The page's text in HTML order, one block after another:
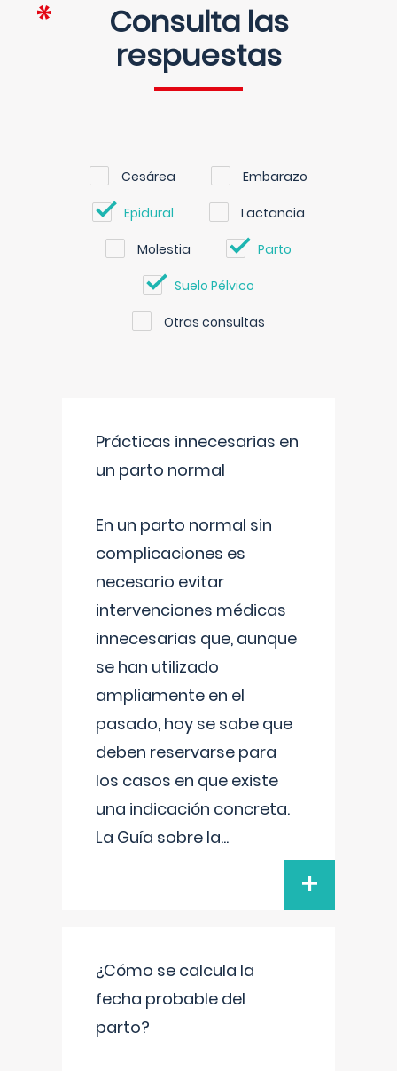
Consulta las
respuestas
Cesárea Embarazo
Epidural Lactancia
Molestia Parto
Suelo Pélvico
Otras consultas
Prácticas innecesarias en
un parto normal
En un parto normal sin
complicaciones es
necesario evitar
intervenciones médicas
innecesarias que, aunque
se han utilizado
ampliamente en el
pasado, hoy se sabe que
deben reservarse para
los casos en que existe
una indicación concreta.
La Guía sobre la...
+
¿Cómo se calcula la
fecha probable del
parto?